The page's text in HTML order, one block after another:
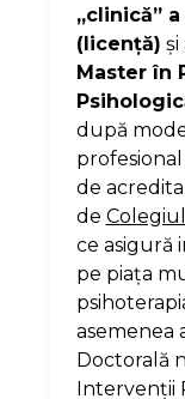
„clinică”
(licenţă)
Master în
după
de
de
ce asigură
pe piaţa
asemenea
Doctorală
Intervenţii